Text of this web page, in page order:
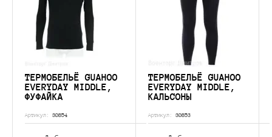
ТЕРМОБЕЛЬЁ GUAHOO
EVERYDAY MIDDLE,
ФУФАЙКА
Артикул: 30854
ТЕРМОБЕЛЬЁ GUAHOO
EVERYDAY MIDDLE,
КАЛЬСОНЫ
Артикул: 30853